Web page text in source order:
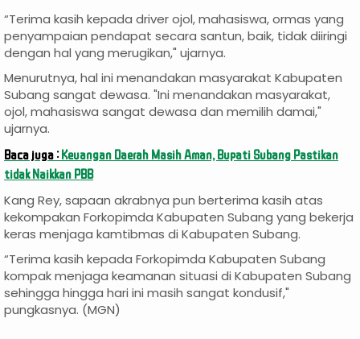
“Terima kasih kepada driver ojol, mahasiswa, ormas yang
penyampaian pendapat secara santun, baik, tidak diiringi
dengan hal yang merugikan," ujarnya.
Menurutnya, hal ini menandakan masyarakat Kabupaten
Subang sangat dewasa. "Ini menandakan masyarakat,
ojol, mahasiswa sangat dewasa dan memilih damai,"
ujarnya.
Baca juga :Keuangan Daerah Masih Aman, Bupati Subang Pastikan
tidak Naikkan PBB
Kang Rey, sapaan akrabnya pun berterima kasih atas
kekompakan Forkopimda Kabupaten Subang yang bekerja
keras menjaga kamtibmas di Kabupaten Subang.
“Terima kasih kepada Forkopimda Kabupaten Subang
kompak menjaga keamanan situasi di Kabupaten Subang
sehingga hingga hari ini masih sangat kondusif,"
pungkasnya. (MGN)